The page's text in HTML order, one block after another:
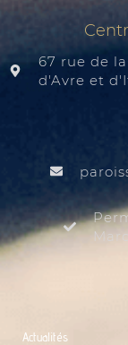
67 rue de
d'Avre et
Actualités